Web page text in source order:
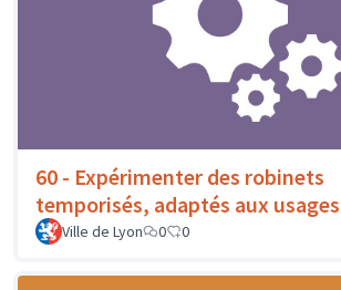
60 - Expérimenter des robinets
temporisés, adaptés aux usages
Ville de Lyon 0 0